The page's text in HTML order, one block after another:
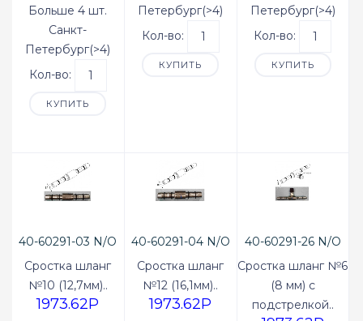
Больше 4 шт.
Санкт-
Петербург(>4)
Кол-во:
КУПИТЬ
Петербург(>4)
Кол-во:
КУПИТЬ
Петербург(>4)
Кол-во:
КУПИТЬ
40-60291-03 N/O
Сростка шланг
№10 (12,7мм)..
1973.62P
40-60291-04 N/O
Сростка шланг
№12 (16,1мм)..
1973.62P
40-60291-26 N/O
Сростка шланг №6
(8 мм) с
подстрелкой..